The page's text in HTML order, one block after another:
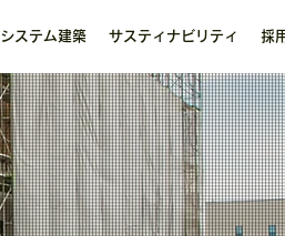
システム建築 サスティナビリティ 採